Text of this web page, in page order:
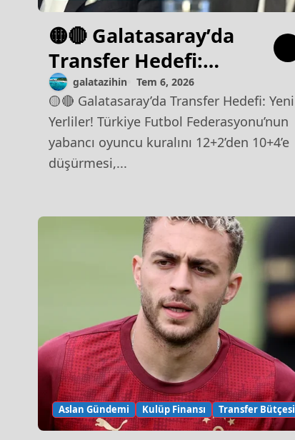
🟡🔴 Galatasaray’da
Transfer Hedefi:
Yeni Yerliler!
galatazihin Tem 6, 2026
🟡🔴 Galatasaray’da Transfer Hedefi: Yeni
Yerliler! Türkiye Futbol Federasyonu’nun
yabancı oyuncu kuralını 12+2’den 10+4’e
düşürmesi,...
Aslan Gündemi Kulüp Finansı Transfer Bütçesi